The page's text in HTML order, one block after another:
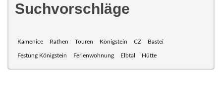
Suchvorschläge
Kamenice Rathen Touren Königstein CZ Bastei
Festung Königstein Ferienwohnung Elbtal Hütte